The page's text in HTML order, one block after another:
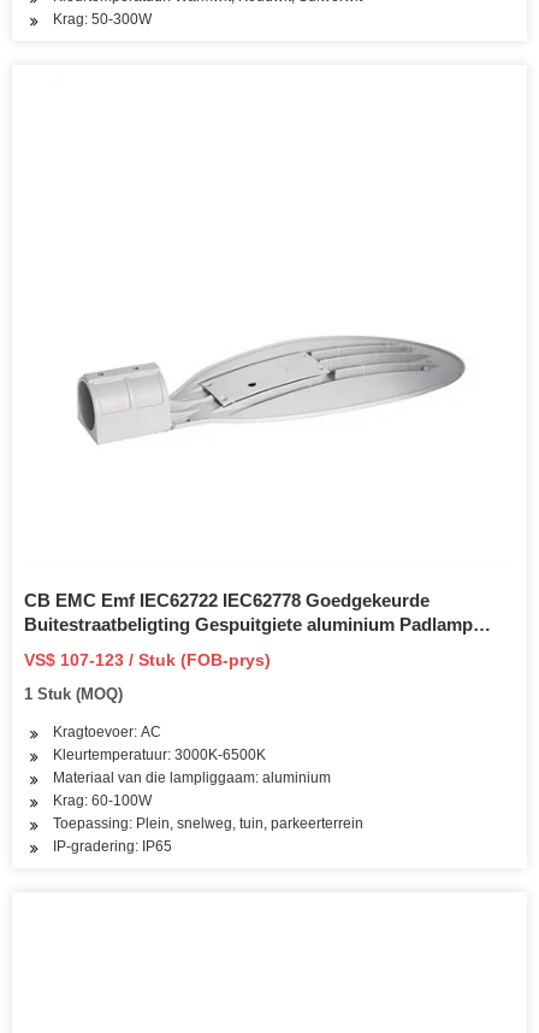
Krag: 50-300W
CB EMC Emf IEC62722 IEC62778 Goedgekeurde
Buitestraatbeligting Gespuitgiete aluminium Padlamp
Shell LED Straatlig
VS$ 107-123 / Stuk (FOB-prys)
1 Stuk (MOQ)
Kragtoevoer: AC
Kleurtemperatuur: 3000K-6500K
Materiaal van die lampliggaam: aluminium
Krag: 60-100W
Toepassing: Plein, snelweg, tuin, parkeerterrein
IP-gradering: IP65